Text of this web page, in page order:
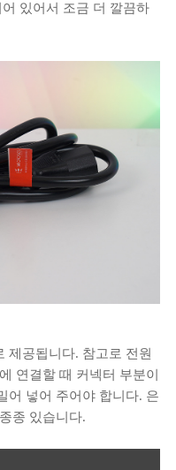
있어서 조금 더 깔끔하
제공됩니다. 참고로 전원
연결할 때 커넥터 부분이
어 넣어 주어야 합니다. 은
종 있습니다.